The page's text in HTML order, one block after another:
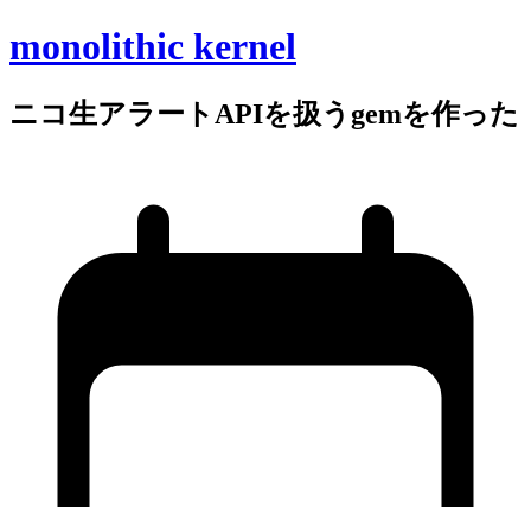
monolithic kernel
ニコ生アラートAPIを扱う gemを作った